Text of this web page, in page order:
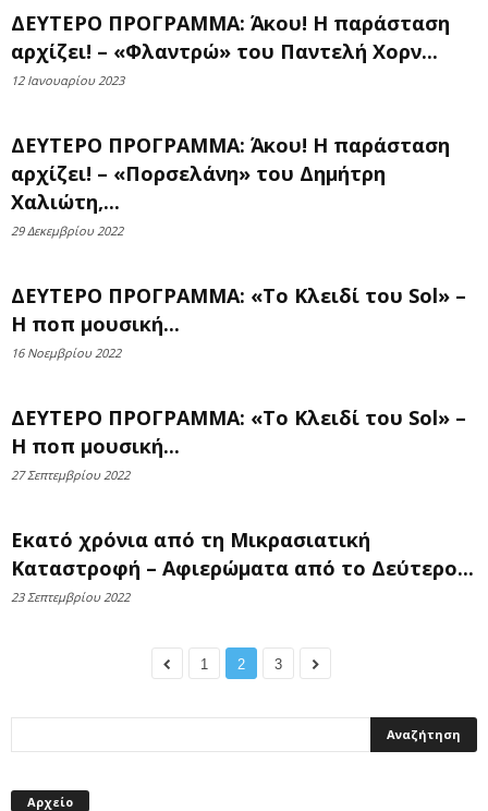
ΔΕΥΤΕΡΟ ΠΡΟΓΡΑΜΜΑ: Άκου! Η παράσταση
αρχίζει! – «Φλαντρώ» του Παντελή Χορν...
12 Ιανουαρίου 2023
ΔΕΥΤΕΡΟ ΠΡΟΓΡΑΜΜΑ: Άκου! Η παράσταση
αρχίζει! – «Πορσελάνη» του Δημήτρη
Χαλιώτη,...
29 Δεκεμβρίου 2022
ΔΕΥΤΕΡΟ ΠΡΟΓΡΑΜΜΑ: «Το Κλειδί του Sol» –
H ποπ μουσική...
16 Νοεμβρίου 2022
ΔΕΥΤΕΡΟ ΠΡΟΓΡΑΜΜΑ: «Το Κλειδί του Sol» –
H ποπ μουσική...
27 Σεπτεμβρίου 2022
Εκατό χρόνια από τη Μικρασιατική
Καταστροφή – Αφιερώματα από το Δεύτερο...
23 Σεπτεμβρίου 2022
1 2 3
Αρχείο